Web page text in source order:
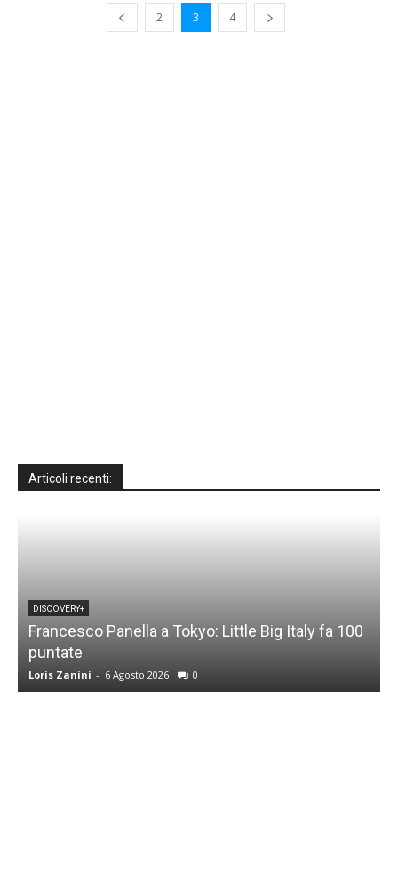
2 3 4
Articoli recenti:
DISCOVERY+
Francesco Panella a Tokyo: Little Big Italy fa 100
puntate
Loris Zanini - 6 Agosto 2026 0